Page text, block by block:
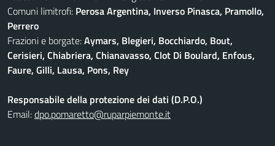
Comuni limitrofi: Perosa Argentina, Inverso Pinasca, Pramollo,
Perrero
Frazioni e borgate:Aymars, Blegieri, Bocchiardo, Bout,
Cerisieri, Chiabriera, Chianavasso, Clot Di Boulard, Enfous,
Faure, Gilli, Lausa, Pons, Rey
Responsabile della protezione dei dati (D.P.O.)
Email:dpo.pomaretto@ruparpiemonte.it